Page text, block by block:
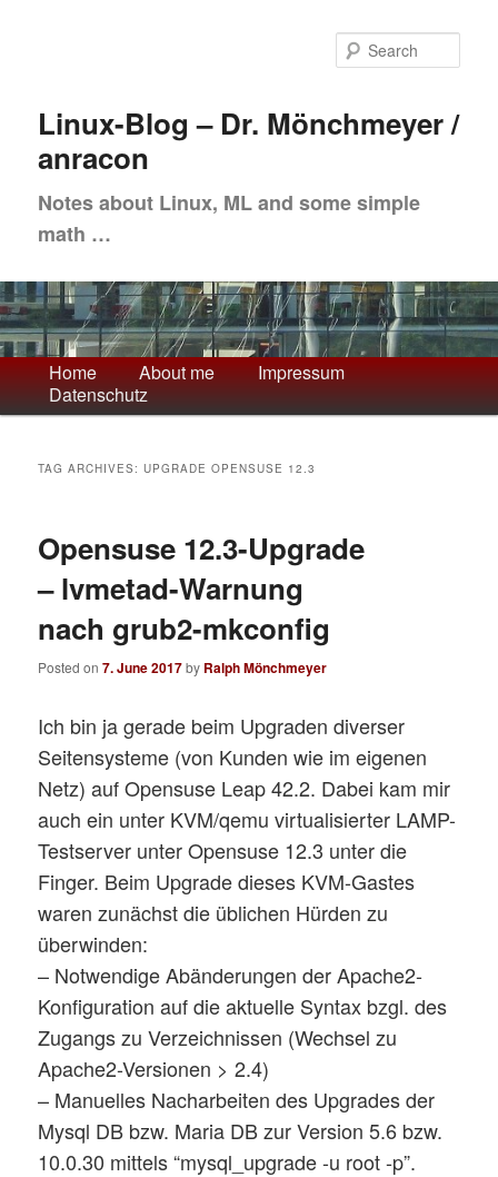
content
contentLinux-Blog – Dr. Mönchmeyer /
anracon
Notes about Linux, ML and some simple
math …
Main
menu
Home About me
Impressum
Datenschutz
TAG ARCHIVES:UPGRADE OPENSUSE 12.3
Opensuse 12.3-Upgrade
– lvmetad-Warnung
nach grub2-mkconfig
Posted on7. June 2017by Ralph Mönchmeyer
Ich bin ja gerade beim Upgraden diverser
Seitensysteme (von Kunden wie im eigenen
Netz) auf Opensuse Leap 42.2. Dabei kam mir
auch ein unter KVM/qemu virtualisierter LAMP-
Testserver unter Opensuse 12.3 unter die
Finger. Beim Upgrade dieses KVM-Gastes
waren zunächst die üblichen Hürden zu
überwinden:
– Notwendige Abänderungen der Apache2-
Konfiguration auf die aktuelle Syntax bzgl. des
Zugangs zu Verzeichnissen (Wechsel zu
Apache2-Versionen > 2.4)
– Manuelles Nacharbeiten des Upgrades der
Mysql DB bzw. Maria DB zur Version 5.6 bzw.
10.0.30 mittels “mysql_upgrade -u root -p”.